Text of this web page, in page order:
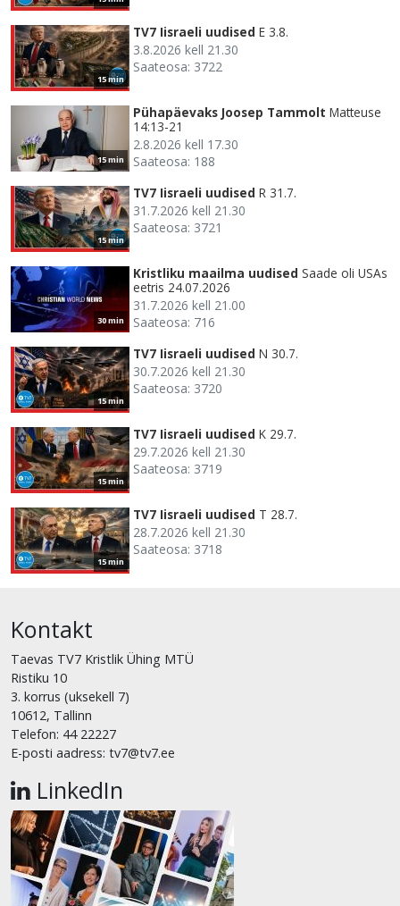
15 min
TV7 Iisraeli uudised E 3.8.
3.8.2026 kell 21.30
Saateosa: 3722
15 min
Pühapäevaks Joosep Tammolt Matteuse
14:13-21
2.8.2026 kell 17.30
Saateosa: 188
15 min
TV7 Iisraeli uudised R 31.7.
31.7.2026 kell 21.30
Saateosa: 3721
30 min
Kristliku maailma uudised Saade oli USAs
eetris 24.07.2026
31.7.2026 kell 21.00
Saateosa: 716
15 min
TV7 Iisraeli uudised N 30.7.
30.7.2026 kell 21.30
Saateosa: 3720
15 min
TV7 Iisraeli uudised K 29.7.
29.7.2026 kell 21.30
Saateosa: 3719
15 min
TV7 Iisraeli uudised T 28.7.
28.7.2026 kell 21.30
Saateosa: 3718
Kontakt
Taevas TV7 Kristlik Ühing MTÜ
Ristiku 10
3. korrus (uksekell 7)
10612, Tallinn
Telefon: 44 22227
E-posti aadress: tv7@tv7.ee
LinkedIn